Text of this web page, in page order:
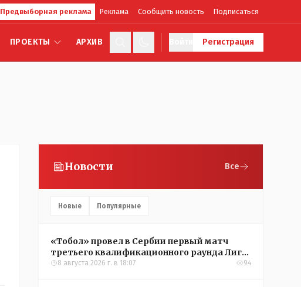
Предвыборная реклама Реклама Сообщить новость Подписаться
ПРОЕКТЫ АРХИВ Регистрация
Новости Все
Новые Популярные
«Тобол» провел в Сербии первый матч
третьего квалификационного раунда Лиги
конференций УЕФА
8 августа 2026 г. в 18:07 94